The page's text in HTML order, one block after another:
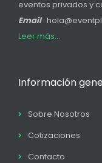
eventos privados y
Email:
Leer más...
Información
Sobre Nosotros
Cotizaciones
Contacto